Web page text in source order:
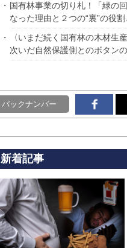
国有林事業の切り札！「緑の
なった理由と２つの“裏”の役割
〈いまだ続く国有林の木材生
次いだ自然保護側とのボタン
バックナンバー
新着記事